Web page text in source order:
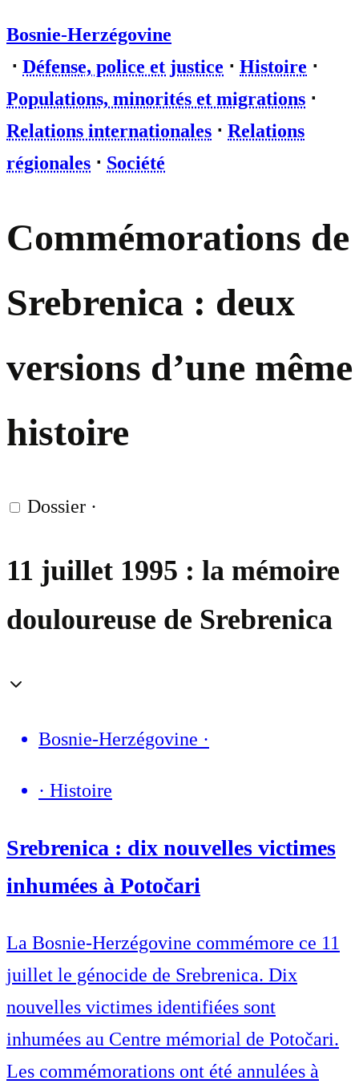
Bosnie-Herzégovine
⋅ Défense, police et justice ⋅ Histoire ⋅
Populations, minorités et migrations ⋅
Relations internationales ⋅ Relations
régionales ⋅ Société
Commémorations de
Srebrenica : deux
versions d’une même
histoire
Dossier ·
11 juillet 1995 : la mémoire
douloureuse de Srebrenica
Bosnie-Herzégovine ·
· Histoire
Srebrenica : dix nouvelles victimes
inhumées à Potočari
La Bosnie-Herzégovine commémore ce 11
juillet le génocide de Srebrenica. Dix
nouvelles victimes identifiées sont
inhumées au Centre mémorial de Potočari.
Les commémorations ont été annulées à